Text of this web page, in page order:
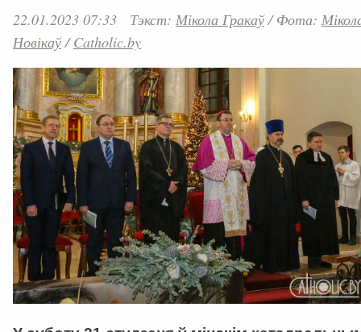
22.01.2023 07:33 Тэкст: Мікола Гракаў/Фота:
Новікаў/Catholic.by